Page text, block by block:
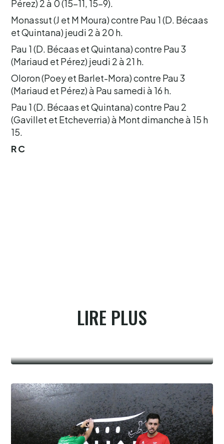
Pérez) 2 à 0 (15-11, 15-9).
Monassut (J et M Moura) contre Pau 1 (D. Bécaas
et Quintana) jeudi 2 à 20 h.
Pau 1 (D. Bécaas et Quintana) contre Pau 3
(Mariaud et Pérez) jeudi 2 à 21 h.
Oloron (Poey et Barlet-Mora) contre Pau 3
(Mariaud et Pérez) à Pau samedi à 16 h.
Pau 1 (D. Bécaas et Quintana) contre Pau 2
(Gavillet et Etcheverria) à Mont dimanche à 15 h
15.
R C
LIRE PLUS
Summer league fémnine, Laugié-
Gonzales en finale à Hossegor
6.8.2026